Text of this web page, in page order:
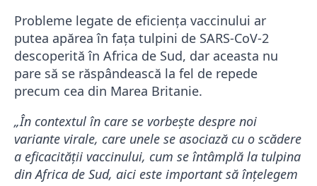
Probleme legate de eficiența vaccinului ar
putea apărea în fața tulpini de SARS-CoV-2
descoperită în Africa de Sud, dar aceasta nu
pare să se răspândească la fel de repede
precum cea din Marea Britanie.
„În contextul în care se vorbeşte despre noi
variante virale, care unele se asociază cu o scădere
a eficacităţii vaccinului, cum se întâmplă la tulpina
din Africa de Sud, aici este important să înţelegem